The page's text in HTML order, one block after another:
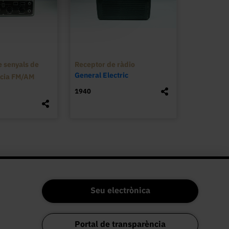
destinats a visualitzar el moviment
electrostàtica. La peça no s’ha
senyals de
FM/AM
Receptor de ràdio
General Electric
1940
Seu electrònica
Portal de transparència